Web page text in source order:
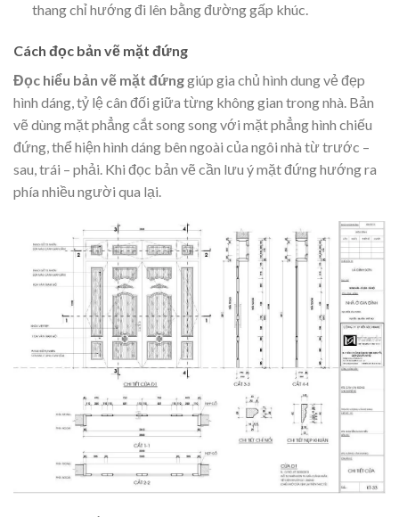
thang chỉ hướng đi lên bằng đường gấp khúc.
Cách đọc bản vẽ mặt đứng
Đọc hiểu bản vẽ mặt đứnggiúp gia chủ hình dung vẻ đẹp
hình dáng, tỷ lệ cân đối giữa từng không gian trong nhà. Bản
vẽ dùng mặt phẳng cắt song song với mặt phẳng hình chiếu
đứng, thể hiện hình dáng bên ngoài của ngôi nhà từ trước –
sau, trái – phải. Khi đọc bản vẽ cần lưu ý mặt đứng hướng ra
phía nhiều người qua lại.